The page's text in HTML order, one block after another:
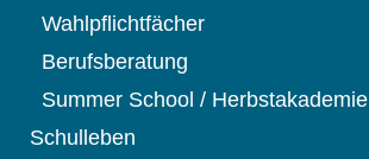
Wahlpflichtfächer
Berufsberatung
Summer School / Herbstakademie
Schulleben